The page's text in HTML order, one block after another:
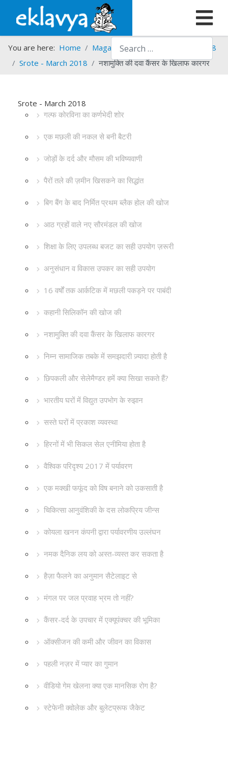
Search
You are here: Home Magazines Srote
Srote - 2018
Srote - March 2018
नशामुक्ति की दवा कैंसर के खिलाफ कारगर
Srote - March 2018
गल्फ कोरविना का कर्णभेदी शोर
एक मछली की नकल से बनी बैटरी
जोड़ों के दर्द और मौसम की भविष्यवाणी
पैरों तले की ज़मीन खिसकने का सिद्धांत
बिग बैंग के बाद निर्मित प्रथम ब्लैक होल की खोज
आठ ग्रहों वाले नए सौरमंडल की खोज
शिक्षा के लिए उपलब्ध बजट का सही उपयोग ज़रूरी
अनुसंधान व विकास उपकर का सही उपयोग
16 वर्षों तक आर्कटिक में मछली पकड़ने पर पाबंदी
कहानी सिलिकॉन की खोज की
नशामुक्ति की दवा कैंसर के खिलाफ कारगर
निम्न सामाजिक तबके में समझदारी ज़्यादा होती है
छिपकली और सेलेमैण्डर हमें क्या सिखा सकते हैं?
भारतीय घरों में विद्युत उपभोग के रुझान
सस्ते घरों में प्रकाश व्यवस्था
हिरनों में भी सिकल सेल एनीमिया होता है
वैश्विक परिदृश्य 2017 में पर्यावरण
एक मक्खी फफूंद को विष बनाने को उकसाती है
चिकित्सा आनुवंशिकी के दस लोकप्रिय जीन्स
कोयला खनन कंपनी द्वारा पर्यावरणीय उल्लंघन
नमक दैनिक लय को अस्त-व्यस्त कर सकता है
हैज़ा फैलने का अनुमान सैटेलाइट से
मंगल पर जल प्रवाह भ्रम तो नहीं?
कैंसर-दर्द के उपचार में एक्यूपंक्चर की भूमिका
ऑक्सीजन की कमी और जीवन का विकास
पहली नज़र में प्यार का गुमान
वीडियो गेम खेलना क्या एक मानसिक रोग है?
स्टेफेनी क्वोलेक और बुलेटप्रूफ जैकेट